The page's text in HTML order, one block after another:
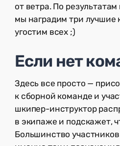
от ветра. По результатам
мы наградим три лучшие
угостим всех ;)
Если нет
Здесь все просто —
к сборной команде и
шкипер-инструктор
в экипаже и подскажет,
Большинство